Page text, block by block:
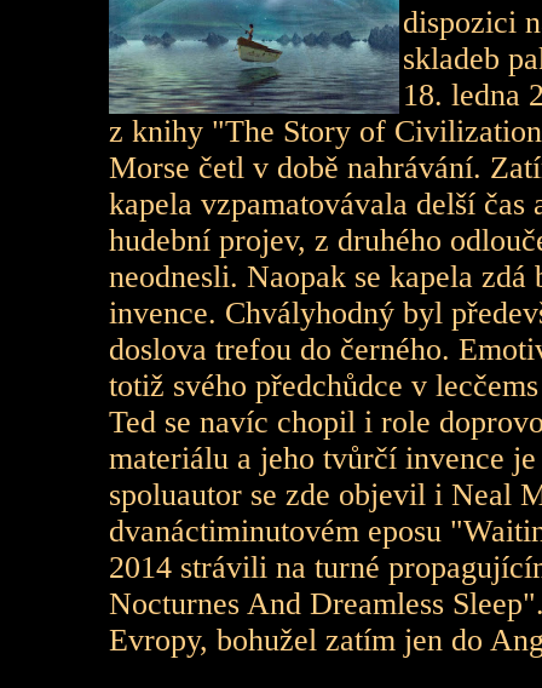
dispozici
skladeb
18. ledna
z knihy "The Story of
Morse četl v době nahrávání.
kapela vzpamatovávala delší
hudební projev, z druhého
neodnesli. Naopak se kapela
invence. Chvályhodný byl
doslova trefou do černého.
totiž svého předchůdce v
Ted se navíc chopil i role
materiálu a jeho tvůrčí invence
spoluautor se zde objevil i Neal
dvanáctiminutovém eposu
2014 strávili na turné
Nocturnes And Dreamless
Evropy, bohužel zatím jen do